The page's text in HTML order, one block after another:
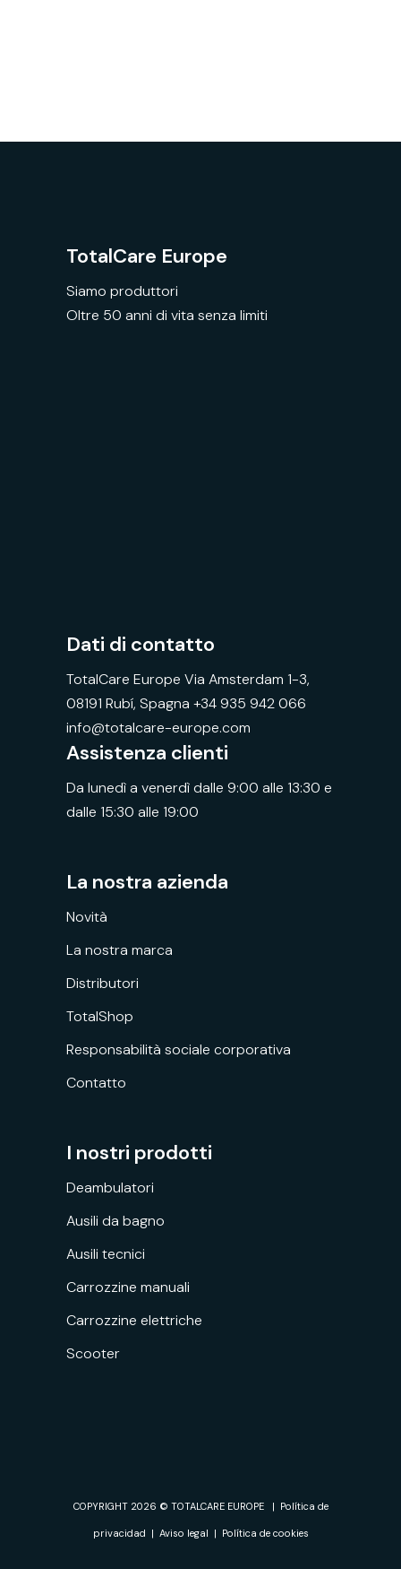
prova
distributore
TotalCare Europe
Siamo produttori
Oltre 50 anni di vita senza limiti
Dati di contatto
TotalCare Europe Via Amsterdam 1-3,
08191 Rubí, Spagna +34 935 942 066
info@totalcare-europe.com
Assistenza clienti
Da lunedì a venerdì dalle 9:00 alle 13:30 e
dalle 15:30 alle 19:00
La nostra azienda
Novità
La nostra marca
Distributori
TotalShop
Responsabilità sociale corporativa
Contatto
I nostri prodotti
Deambulatori
Ausili da bagno
Ausili tecnici
Carrozzine manuali
Carrozzine elettriche
Scooter
COPYRIGHT 2026 © TOTALCARE EUROPE | Política de
privacidad | Aviso legal | Política de cookies